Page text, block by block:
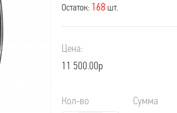
Остаток: 168 шт.
Цена:
11 500.00р
Кол-во Сумма